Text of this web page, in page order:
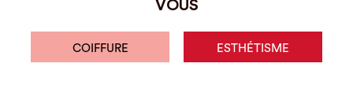
VOUS
COIFFURE ESTHÉTISME